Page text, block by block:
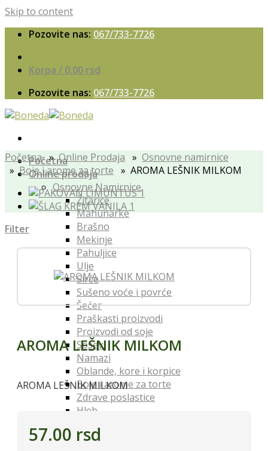
Skip to content
Pozovite nas: 067/733-7726
Korpa / 0.00 rsd
Pozovite nas: 067/733-7726
Početna
Online prodaja
Osnovne Namirnice
Žitarice
Mahunarke
Brašno
Mekinje
Pahuljice
Ulje
Sirće
Sušeno voće i povrće
Šećer
Praškasti proizvodi
Proizvodi od soje
Sosevi
Namazi
Oblande, kore i korpice
Boje i arome za torte
Zdrave poslastice
Hleb
Musli
Početna»Online Prodaja » Osnovne namirnice
»Boje i arome za torte » AROMA LEŠNIK MILKOM
Filter
AROMA LEŠNIK MILKOM
AROMA LEŠNIK MILKOM
57.00 rsd